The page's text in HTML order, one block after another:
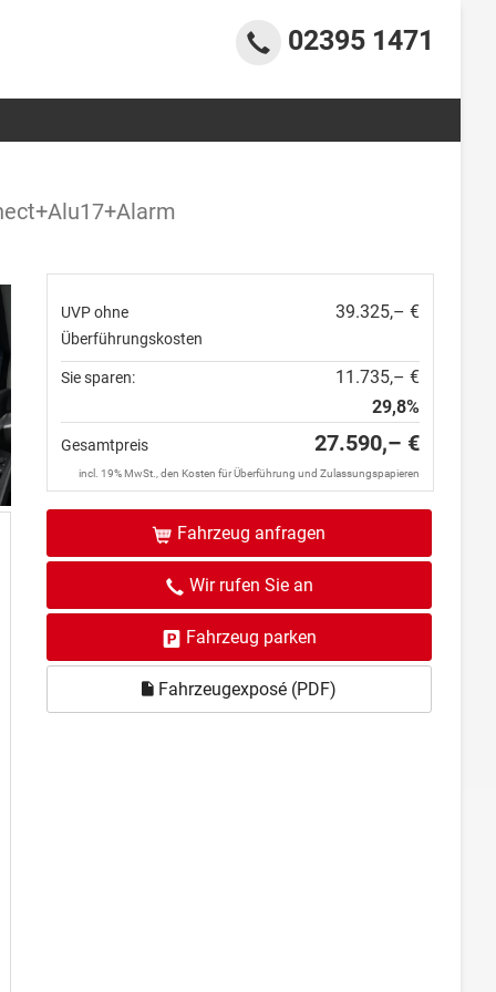
02395 1471
UVP ohne
Überführungskosten
39.325,– €
Sie sparen:
11.735,– €
29,8%
Gesamtpreis 27.590,– €
incl. 19% MwSt., den Kosten für Überführung und Zulassungspapieren
Fahrzeug anfragen
Wir rufen Sie an
Fahrzeug parken
Fahrzeugexposé (PDF)